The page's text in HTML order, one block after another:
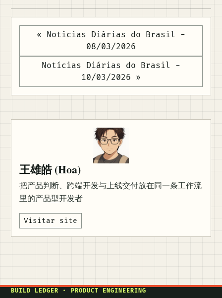
« Notícias Diárias do Brasil -
08/03/2026
Notícias Diárias do Brasil -
10/03/2026 »
王雄皓 (Hoa)
把产品判断、跨端开发与上线交付放在同一条工作流
里的产品型开发者
Visitar site
BUILD LEDGER · PRODUCT ENGINEERING